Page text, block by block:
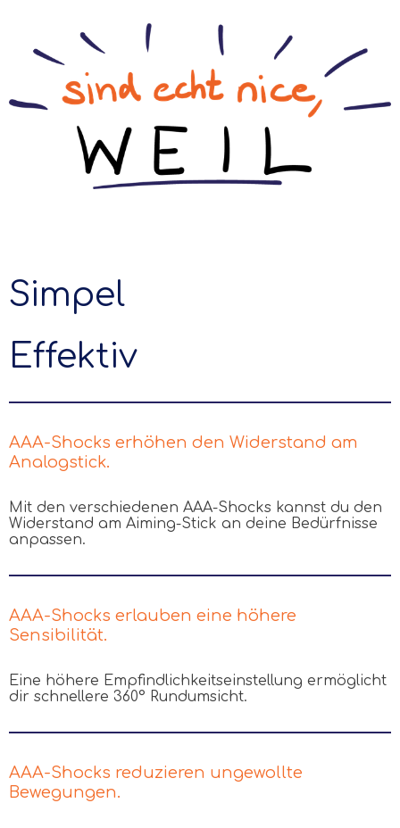
Simpel
Effektiv
AAA-Shocks erhöhen den Widerstand am
Analogstick.
Mit den verschiedenen AAA-Shocks kannst du den
Widerstand am Aiming-Stick an deine Bedürfnisse
anpassen.
AAA-Shocks erlauben eine höhere
Sensibilität.
Eine höhere Empfindlichkeitseinstellung ermöglicht
dir schnellere 360° Rundumsicht.
AAA-Shocks reduzieren ungewollte
Bewegungen.